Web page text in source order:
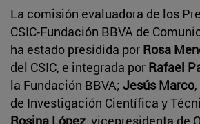
La comisión evaluadora de los
CSIC-Fundación BBVA de
ha estado presidida por Rosa
del CSIC, e integrada por Rafael
la Fundación BBVA; Jesús Marco
de Investigación Científica y
Rosina López , vicepresidenta de